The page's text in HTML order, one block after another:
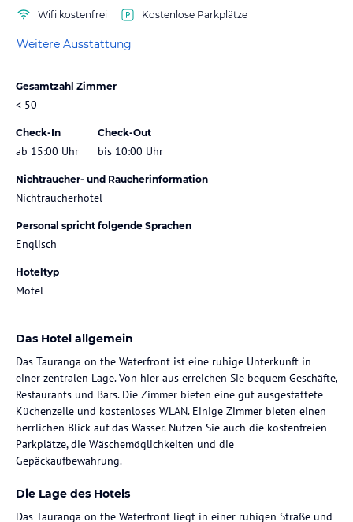
Wifi kostenfrei Kostenlose Parkplätze
Weitere Ausstattung
Gesamtzahl Zimmer
< 50
Check-In
ab 15:00 Uhr
Check-Out
bis 10:00 Uhr
Nichtraucher- und Raucherinformation
Nichtraucherhotel
Personal spricht folgende Sprachen
Englisch
Hoteltyp
Motel
Das Hotel allgemein
Das Tauranga on the Waterfront ist eine ruhige Unterkunft in
einer zentralen Lage. Von hier aus erreichen Sie bequem Geschäfte,
Restaurants und Bars. Die Zimmer bieten eine gut ausgestattete
Küchenzeile und kostenloses WLAN. Einige Zimmer bieten einen
herrlichen Blick auf das Wasser. Nutzen Sie auch die kostenfreien
Parkplätze, die Wäschemöglichkeiten und die
Gepäckaufbewahrung.
Die Lage des Hotels
Das Tauranga on the Waterfront liegt in einer ruhigen Straße und